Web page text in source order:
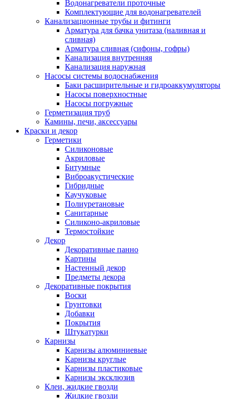
Водонагреватели проточные
Комплектующие для водонагревателей
Канализационные трубы и фитинги
Арматура для бачка унитаза (наливная и
сливная)
Арматура сливная (сифоны, гофры)
Канализация внутренняя
Канализация наружная
Насосы системы водоснабжения
Баки расширительные и гидроаккумуляторы
Насосы поверхностные
Насосы погружные
Герметизация труб
Камины, печи, аксессуары
Краски и декор
Герметики
Силиконовые
Акриловые
Битумные
Виброакустические
Гибридные
Каучуковые
Полиуретановые
Санитарные
Силиконо-акриловые
Термостойкие
Декор
Декоративные панно
Картины
Настенный декор
Предметы декора
Декоративные покрытия
Воски
Грунтовки
Добавки
Покрытия
Штукатурки
Карнизы
Карнизы алюминиевые
Карнизы круглые
Карнизы пластиковые
Карнизы эксклюзив
Клеи, жидкие гвозди
Жидкие гвозди